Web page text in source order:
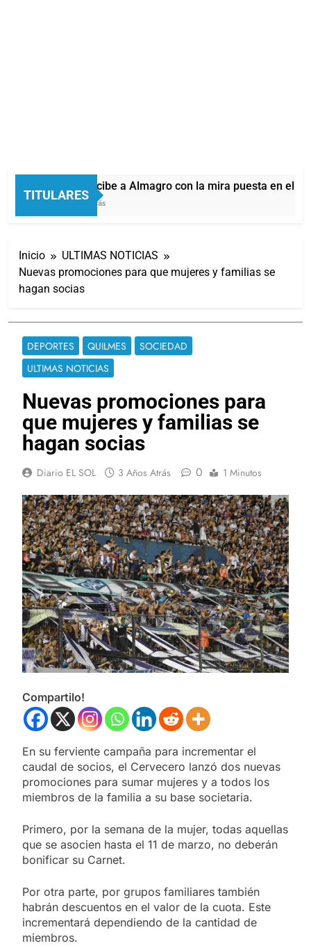
TITULARES
Quilmes recibe a Almagro con la mira puesta en el
34 Minutos Atrás
Inicio
ULTIMAS NOTICIAS
Nuevas promociones para que mujeres y familias se
hagan socias
DEPORTES QUILMES
SOCIEDAD
ULTIMAS NOTICIAS
Nuevas promociones para
que mujeres y familias se
hagan socias
Diario EL SOL 3 Años Atrás 0 1 Minutos
Compartilo!
En su ferviente campaña para incrementar el
caudal de socios, el Cervecero lanzó dos nuevas
promociones para sumar mujeres y a todos los
miembros de la familia a su base societaria.
Primero, por la semana de la mujer, todas aquellas
que se asocien hasta el 11 de marzo, no deberán
bonificar su Carnet.
Por otra parte, por grupos familiares también
habrán descuentos en el valor de la cuota. Este
incrementará dependiendo de la cantidad de
miembros.